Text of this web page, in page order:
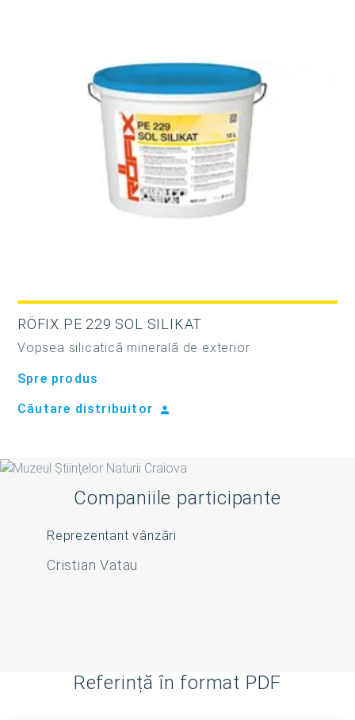
RÖFIX PE 229 SOL SILIKAT
Vopsea silicatică minerală de exterior
Spre produs
Căutare distribuitor
Companiile participante
Reprezentant vânzări
Cristian Vatau
Referință în format PDF